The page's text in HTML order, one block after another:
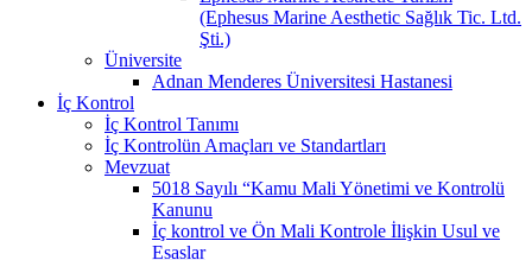
(Ephesus Marine Aesthetic Sağlık Tic. Ltd.
Şti.)
Üniversite
Adnan Menderes Üniversitesi Hastanesi
İç Kontrol
İç Kontrol Tanımı
İç Kontrolün Amaçları ve Standartları
Mevzuat
5018 Sayılı “Kamu Mali Yönetimi ve Kontrolü
Kanunu
İç kontrol ve Ön Mali Kontrole İlişkin Usul ve
Esaslar